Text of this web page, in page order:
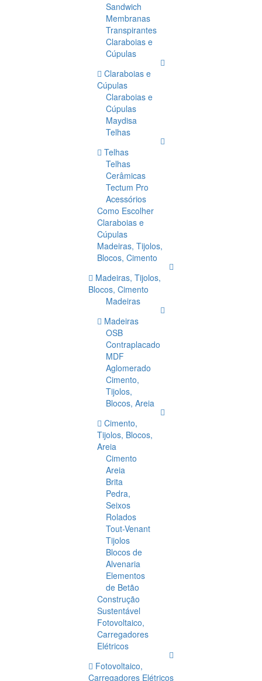
Sandwich
Membranas
Transpirantes
Claraboias e
Cúpulas
Claraboias e
Cúpulas
Claraboias e
Cúpulas
Maydisa
Telhas
Telhas
Telhas
Cerâmicas
Tectum Pro
Acessórios
Como Escolher
Claraboias e
Cúpulas
Madeiras, Tijolos,
Blocos, Cimento
Madeiras, Tijolos,
Blocos, Cimento
Madeiras
Madeiras
OSB
Contraplacado
MDF
Aglomerado
Cimento,
Tijolos,
Blocos, Areia
Cimento,
Tijolos, Blocos,
Areia
Cimento
Areia
Brita
Pedra,
Seixos
Rolados
Tout-Venant
Tijolos
Blocos de
Alvenaria
Elementos
de Betão
Construção
Sustentável
Fotovoltaico,
Carregadores
Elétricos
Fotovoltaico,
Carregadores Elétricos